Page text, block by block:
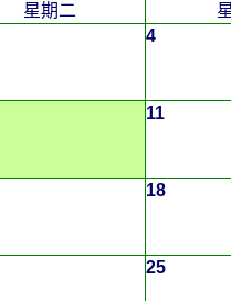
星期二
4
11
18
25